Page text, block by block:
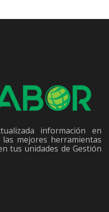
información en
mejores herramientas
tus unidades de Gestión